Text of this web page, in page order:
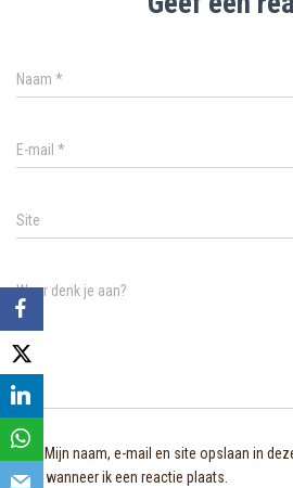
Naam *
E-mail *
Site
Waar denk je aan?
Mijn naam, e-mail en site opslaan in
keer wanneer ik een reactie plaats.